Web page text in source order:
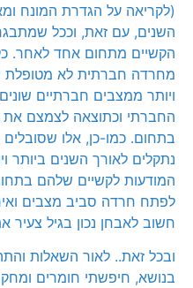
(לקריאה על הגדרת המונח
השנים, עם זאת, וככל
הקשיים מתחום אחד לאחר.
מחרדה חברתית לא מטופלת
ויותר ממצבים חברתיים
החברתי וכתוצאה לצמצם את
בתחום. כמו-כן, אלו
נתקלים לאורך השנים ביותר
המודעות לקשיים שלהם
לפתח חרדה סביב מצבים
חשוב לאבחן נכון בגיל
ובכל זאת.. לאור השאלות
בנושא, חיפשתי חומרים